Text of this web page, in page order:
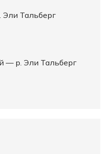
Тальберг
— р. Эли Тальберг